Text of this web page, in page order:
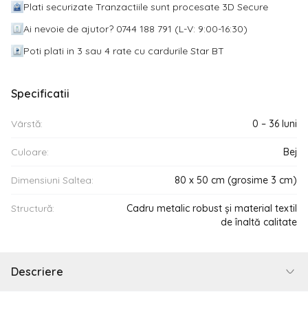
Plati securizate Tranzactiile sunt procesate 3D Secure
Ai nevoie de ajutor? 0744 188 791 (L-V: 9:00-16:30)
Poti plati in 3 sau 4 rate cu cardurile Star BT
Specificatii
Vârstă: 0 – 36 luni
Culoare: Bej
Dimensiuni Saltea: 80 x 50 cm (grosime 3 cm)
Structură:
Cadru metalic robust și material textil
de înaltă calitate
Descriere